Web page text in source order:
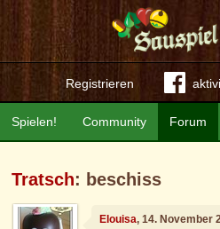
Registrieren
Community Forum
Spielen!
Tratsch: beschiss
Elouisa, 14. November